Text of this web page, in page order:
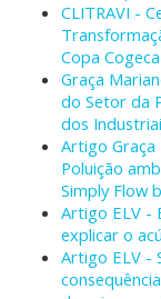
CLITRAVI -
Copa
Graça
do Setor da
dos
Artigo
Poluição
Simply Flow
Artigo ELV -
explicar o
Artigo ELV -